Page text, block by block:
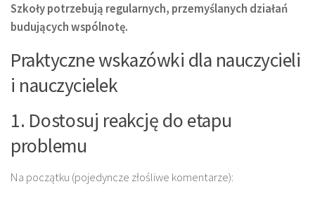
Szkoły potrzebują regularnych, przemyślanych działań
budujących wspólnotę.
Praktyczne wskazówki dla nauczycieli
i nauczycielek
1. Dostosuj reakcję do etapu
problemu
Na początku (pojedyncze złośliwe komentarze):